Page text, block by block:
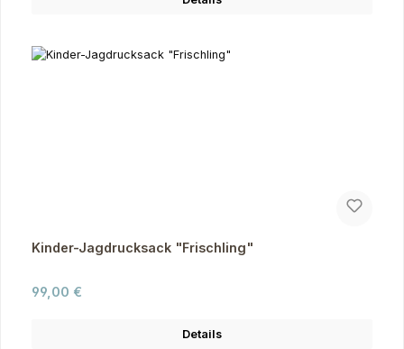
Kinder-Jagdrucksack "Frischling"
Regulärer Preis:
99,00 €
Details